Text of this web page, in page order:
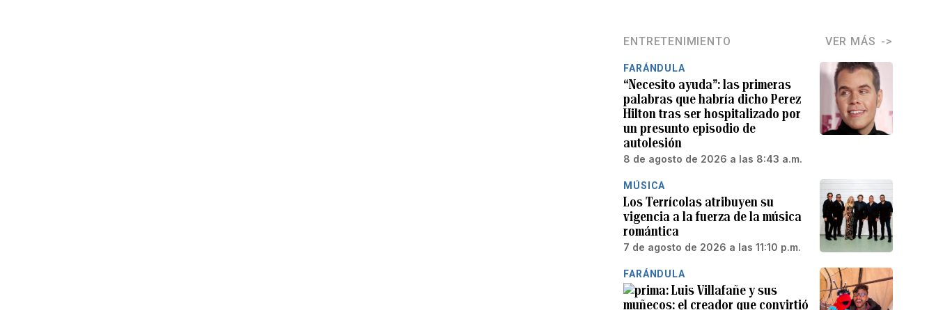
ENTRETENIMIENTO VER MÁS
FARÁNDULA
“Necesito ayuda”: las primeras
palabras que habría dicho Perez
Hilton tras ser hospitalizado por
un presunto episodio de
autolesión
8 de agosto de 2026 a las 8:43 a.m.
MÚSICA
Los Terrícolas atribuyen su
vigencia a la fuerza de la música
romántica
7 de agosto de 2026 a las 11:10 p.m.
FARÁNDULA
Luis Villafañe y sus
muñecos: el creador que convirtió